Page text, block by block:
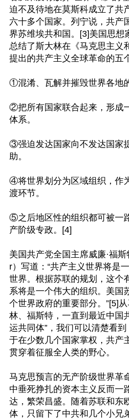
迫不及待地在莫斯科成立了共
六十多个国家。列宁说，共产
界苏维埃共和国。[3]美国思想
总结了斯大林在《马克思主义
提出的共产主义全球革命的五
①混淆、瓦解并摧毁世界各地
②把所有国家联合起来，形成
体系。
③强迫发达国家向不发达国家
助。
④将世界划分为区域组织，作
渡环节。
⑤之后地区性的组织都可被一
产阶级专政。[4]
美国共产党全国主席威廉·福
r）写道：“共产主义世界将是
世界。根据苏联的规划，这个
系将是一个伟大的组织。美国
个世界政府的重要部分。”[5]
林、福斯特，一直到最近中国
运共同体”，我们可以清楚看
于在少数几个国家掌权，共产
贯穿着征服全人类的野心。
马克思预言的无产阶级世界革
中垂死挣扎的资本主义反而一
达，繁荣昌盛。随着苏联和东
体，只留下了中共和几个小兄